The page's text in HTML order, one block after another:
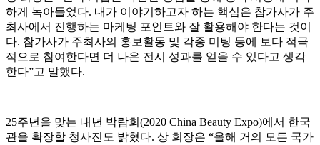
하게 녹아들었다. 내가 이야기하고자 하는 핵심은 참가사가 주
최사에서 진행하는 마케팅 포인트와 잘 활용해야 한다는 것이
다. 참가사가 주최사의 홍보활동 및 각종 미팅 등에 보다 적극
적으로 참여한다면 더 나은 전시 성과를 얻을 수 있다고 생각
한다”고 말했다.
25주년을 맞는 내년 박람회(2020 China Beauty Expo)에서 한국
관을 확장할 청사진도 밝혔다. 상 회장은 “올해 거의 모든 국가